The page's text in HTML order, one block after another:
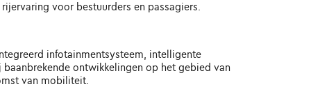
voor bestuurders en passagiers.
infotainmentsysteem, intelligente
ontwikkelingen op het gebied van
van mobiliteit.